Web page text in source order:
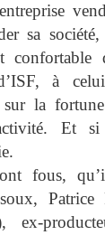
sa société,
à
sur la
Et si
fous,
Patrice
ex-